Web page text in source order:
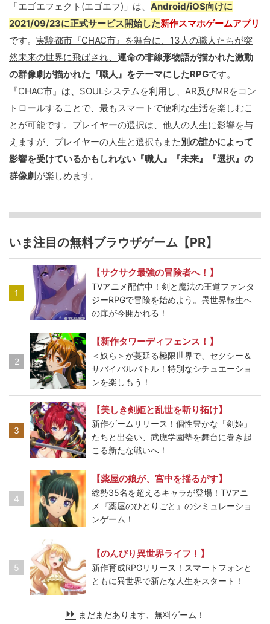
「エゴエフェクト(エゴエフ)」は、 Android/iOS向けに
2021/09/23に正式サービス開始した新作スマホゲームアプリ
です。 実験都市『CHAC市』を舞台に、13人の職人たちが突
然未来の世界に飛ばされ、 運命の非線形物語が描かれた激動
の群像劇が描かれた『職人』をテーマにしたRPGです。
『CHAC市』は、SOULシステムを利用し、AR及びMRをコン
トロールすることで、最もスマートで便利な生活を楽しむこ
とが可能です。プレイヤーの選択は、他人の人生に影響を与
えますが、プレイヤーの人生と選択もまた別の誰かによって
影響を受けているかもしれない『職人』『未来』『選択』の
群像劇が楽しめます。
いま注目の無料ブラウザゲーム【PR】
1
【サクサク最強の冒険者へ！】
TVアニメ配信中！剣と魔法の王道ファンタ
ジーRPGで冒険を始めよう。異世界転生へ
の扉が今開かれる！
2
【新作タワーディフェンス！】
＜奴ら＞が蔓延る極限世界で、セクシー＆
サバイバルバトル！特別なシチュエーショ
ンを楽しもう！
3
【美しき剣姫と乱世を斬り拓け】
新作ゲームリリース！個性豊かな「剣姫」
たちと出会い、武應学園塾を舞台に巻き起
こる新たな戦いへ！
4
【薬屋の娘が、宮中を揺るがす】
総勢35名を超えるキャラが登場！TVアニ
メ『薬屋のひとりごと』のシミュレーショ
ンゲーム！
5
【のんびり異世界ライフ！】
新作育成RPGリリース！スマートフォンと
ともに異世界で新たな人生をスタート！
まだまだあります、無料ゲーム！